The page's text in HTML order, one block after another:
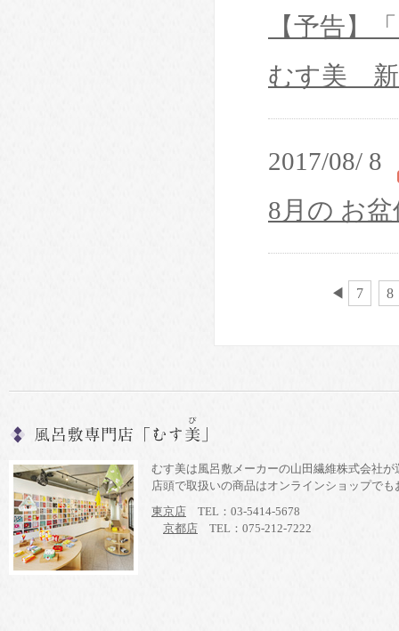
【予告】
むす美 新
2017/08/ 8
8月の お
◀ 7 8
むす美は風呂敷メーカーの山田繊維株式会社
店頭で取扱いの商品はオンラインショップで
東京店 TEL：03-5414-5678
京都店 TEL：075-212-7222